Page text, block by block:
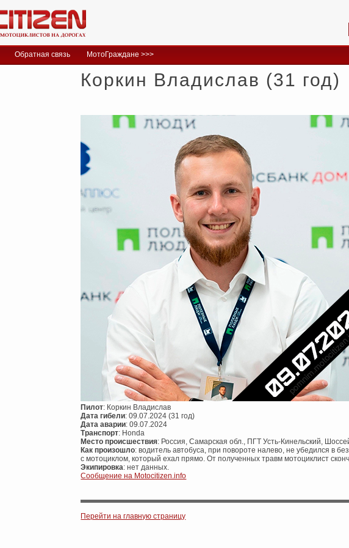
Обратная связь МотоГраждане >>>
Коркин Владислав (31 год)
Пилот: Коркин Владислав
Дата гибели: 09.07.2024 (31 год)
Дата аварии: 09.07.2024
Транспорт: Honda
Место происшествия: Россия, Самарская обл., ПГТ Усть-Кинельский,
Как произошло: водитель автобуса, при повороте налево, не убедился в
с мотоциклом, который ехал прямо. От полученных травм мотоциклист
Экипировка: нет данных.
Сообщение на Motocitizen.info
Post navigation
Перейти на главную страницу